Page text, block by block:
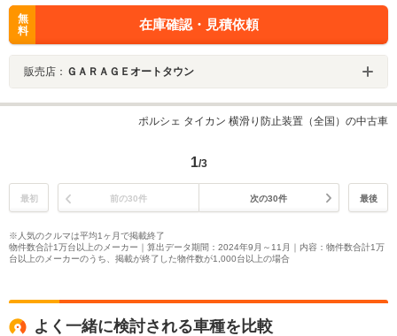
無
料
在庫確認・見積依頼
販売店： ＧＡＲＡＧＥオートタウン
ポルシェ タイカン 横滑り防止装置（全国）の中古車
1/3
最初 前の30件 次の30件 最後
※人気のクルマは平均1ヶ月で掲載終了
物件数合計1万台以上のメーカー｜算出データ期間：2024年9月～11月｜内容：物件数合計1万
台以上のメーカーのうち、掲載が終了した物件数が1,000台以上の場合
よく一緒に検討される車種を比較